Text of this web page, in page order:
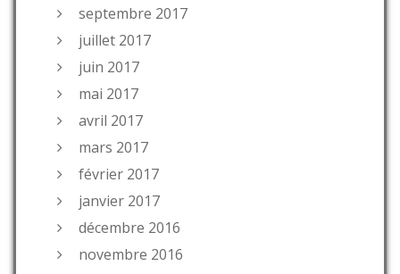
septembre 2017
juillet 2017
juin 2017
mai 2017
avril 2017
mars 2017
février 2017
janvier 2017
décembre 2016
novembre 2016